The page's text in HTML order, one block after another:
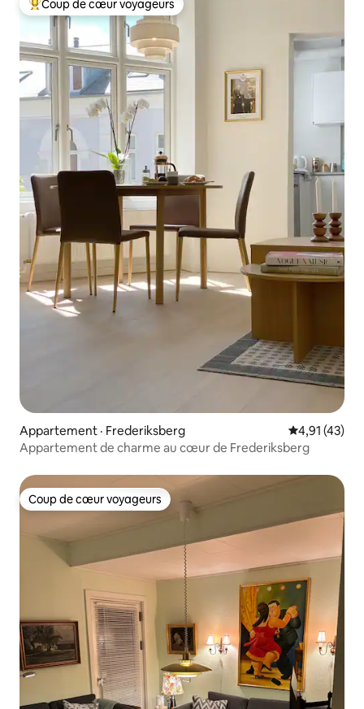
Coup de cœur voyageurs parmi les plus aimés
Coup de cœur voyageurs
Appartement · Frederiksberg Note
4,91 (43)
Appartement de charme au cœur de Frederiksberg
Coup de cœur voyageurs
Coup de cœur voyageurs